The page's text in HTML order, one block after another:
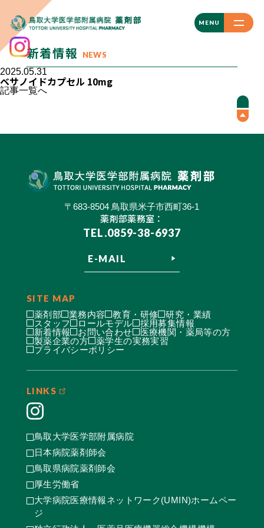
MENU
CLOSE
新着情報 NEWS
2025.05.31
ベサノイドカプセル 10mg
記事一覧へ
〒683-8504 鳥取県米子市西町36-1
薬剤部薬務室：
TEL.0859-38-6937
E-MAIL
SITE MAP
薬剤部 業務内容 教育・研修
研究・業績
スタッフ
ロールモデル
採用募集情報
新着情報
お問い合わせ
医療機関・薬局等の方
製薬企業の方
薬学生の実務実習
プライバシーポリシー
LINKS
鳥取大学医学部附属病院
日本病院薬剤師会
鳥取県病院薬剤師会
厚生労働省
大学病院医療情報ネットワーク(UMIN)ホームペー
ジ